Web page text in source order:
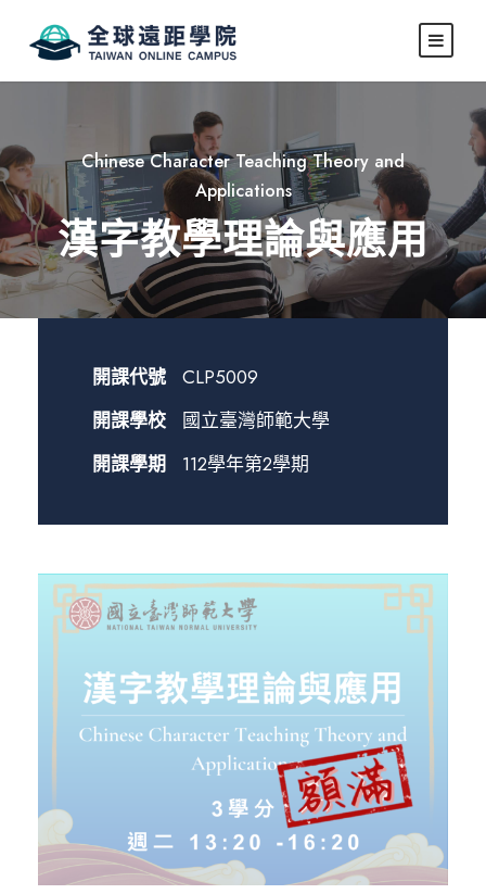
Chinese Character Teaching Theory and
Applications
漢字教學理論與應用
開課代號
CLP5009
開課學校
國立臺灣師範大學
開課學期
112學年第2學期